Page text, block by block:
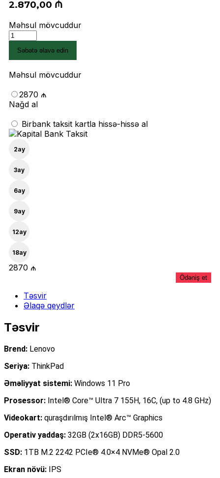
2.870,00 ₼
Məhsul mövcuddur
Noutbuk
ThinkPad
Gen
(21MA0059RT)
quantity
Səbətə əlavə edin
Məhsul mövcuddur
2870 ₼
Nağd al
Birbank taksit kartla hissə-hissə al
2ay
3ay
6ay
9ay
12ay
18ay
2870 ₼
Ödəniş et
Təsvir
Əlaqə qeydlər
Təsvir
Brend: Lenovo
Seriya: ThinkPad
Əməliyyat sistemi: Windows 11 Pro
Prosessor: Intel® Core™ Ultra 7 155H, 16C, (up to 4.8 GHz)
Videokart: quraşdırılmış Intel® Arc™ Graphics
Operativ yaddaş: 32GB (2x16GB) DDR5-5600
SSD: 1TB M.2 2242 PCIe® 4.0×4 NVMe® Opal 2.0
Ekran növü: IPS